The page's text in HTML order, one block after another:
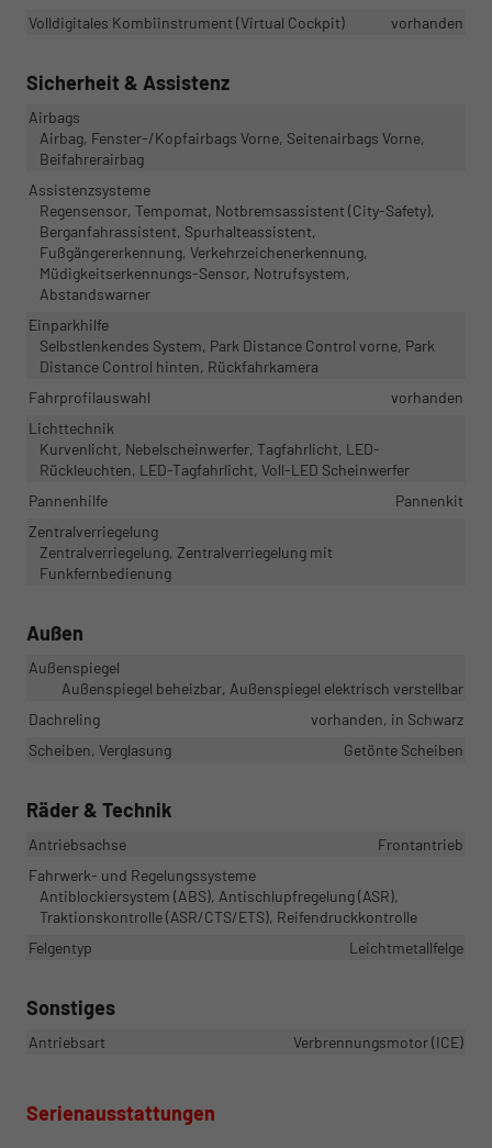
Volldigitales Kombiinstrument (Virtual Cockpit)
vorhanden
Sicherheit & Assistenz
Airbags
Airbag, Fenster-/Kopfairbags Vorne, Seitenairbags Vorne,
Beifahrerairbag
Assistenzsysteme
Regensensor, Tempomat, Notbremsassistent (City-Safety),
Berganfahrassistent, Spurhalteassistent,
Fußgängererkennung, Verkehrzeichenerkennung,
Müdigkeitserkennungs-Sensor, Notrufsystem,
Abstandswarner
Einparkhilfe
Selbstlenkendes System, Park Distance Control vorne, Park
Distance Control hinten, Rückfahrkamera
Fahrprofilauswahl
vorhanden
Lichttechnik
Kurvenlicht, Nebelscheinwerfer, Tagfahrlicht, LED-
Rückleuchten, LED-Tagfahrlicht, Voll-LED Scheinwerfer
Pannenhilfe
Pannenkit
Zentralverriegelung
Zentralverriegelung, Zentralverriegelung mit
Funkfernbedienung
Außen
Außenspiegel
Außenspiegel beheizbar, Außenspiegel elektrisch verstellbar
Dachreling
vorhanden, in Schwarz
Scheiben, Verglasung
Getönte Scheiben
Räder & Technik
Antriebsachse
Frontantrieb
Fahrwerk- und Regelungssysteme
Antiblockiersystem (ABS), Antischlupfregelung (ASR),
Traktionskontrolle (ASR/CTS/ETS), Reifendruckkontrolle
Felgentyp
Leichtmetallfelge
Sonstiges
Antriebsart Verbrennungsmotor (ICE)
Serienausstattungen